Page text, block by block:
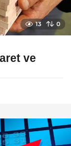
13 0
ve